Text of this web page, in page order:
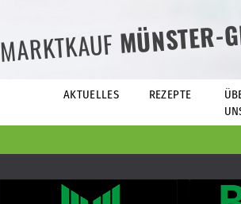
MARKTKAUFMÜNSTER-
AKTUELLES REZEPTE